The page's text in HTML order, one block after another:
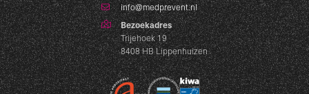
info@medprevent.nl
Bezoekadres
Trijehoek 19
8408 HB Lippenhuizen